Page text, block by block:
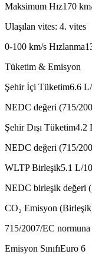
Maksimum Hız170
Ulaşılan vites: 4. vites
0-100 km/s Hızlanma
Tüketim & Emisyon
Şehir İçi Tüketim6.6
NEDC değeri (715/
Şehir Dışı Tüketim4.2
NEDC değeri (715/
WLTP Birleşik5.1 L/
NEDC birleşik değeri
CO₂ Emisyon
715/2007/EC normuna
Emisyon SınıfıEuro 6